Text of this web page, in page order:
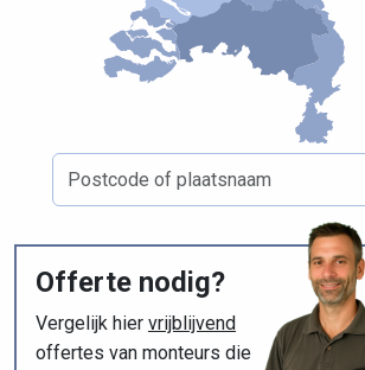
Offerte nodig?
Vergelijk hier vrijblijvend
offertes van monteurs die